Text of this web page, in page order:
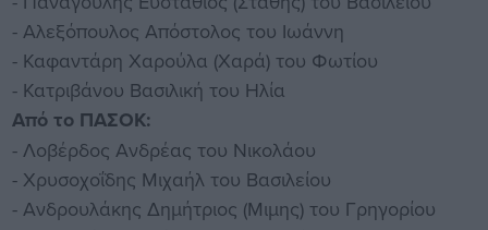
- Αλεξόπουλος Απόστολος του Ιωάννη
- Καφαντάρη Χαρούλα (Χαρά) του Φωτίου
- Κατριβάνου Βασιλική του Ηλία
Από το ΠΑΣΟΚ:
- Λοβέρδος Ανδρέας του Νικολάου
- Χρυσοχοΐδης Μιχαήλ του Βασιλείου
- Ανδρουλάκης Δημήτριος (Μιμης) του Γρηγορίου